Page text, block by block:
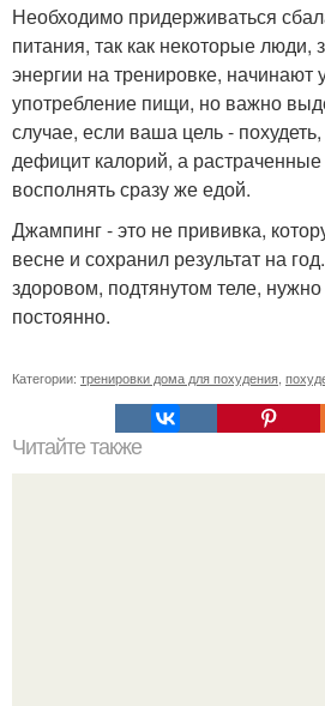
Необходимо придерживаться
питания, так как некоторые люди,
энергии на тренировке, начинают
употребление пищи, но важно
случае, если ваша цель -
дефицит калорий, а
восполнять сразу же едой.
Джампинг - это не прививка,
весне и сохранил результат на
здоровом, подтянутом теле,
постоянно.
Категории: тренировки дома для похудения
Читайте также